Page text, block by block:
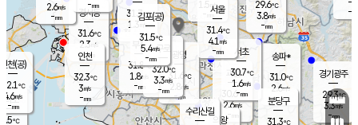
의도
℃
과천
30.6℃
2.6m/s
- mm
경기광주
29.3℃
3.3m/s
-mm
경서동
31.6℃
2.3 m/s
-mm
2.6m/s
-mm
m/
-
의왕
31.7℃
1.3 m/s
mm
광명
31.6 ℃
2.8 m/s
-mm
부천
31.8℃
1.8m/s
-mm
-mm
구로
32.0℃
3.3m/s
-mm
1.5 m/s
- mm
29.6℃
3.8m/s
-mm
송파*
31.0℃
2.6m/s
-mm
서초
30.7℃
1.6m/s
-mm
수리산길
분당구
31.3℃
인천(공)
32.1℃
4.6m/s
-mm
김포(공)
31.5℃
5.4m/s
-mm
인천
32.3℃
3m/s
-mm
서울
31.4℃
4.1 m/s
-mm